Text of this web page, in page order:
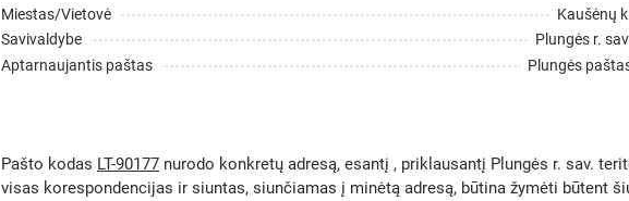
Miestas/Vietovė
Kaušėnų
Savivaldybe
Plungės r.
Aptarnaujantis paštas
Plungės
Pašto kodas LT-90177 nurodo konkretų adresą, esantį , priklausantį Plungės r. sav.
visas korespondencijas ir siuntas, siunčiamas į minėtą adresą, būtina žymėti būtent